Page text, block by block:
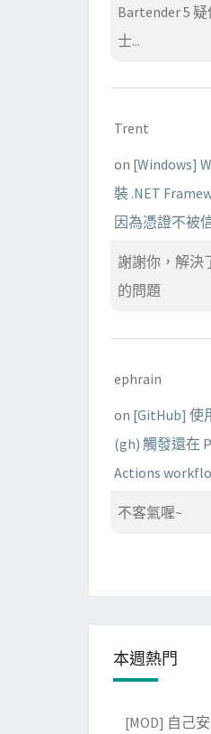
Bartender 5
士...
Trent
on [Windows]
裝 .NET
因為憑證不被
謝謝你，解決
的問題
ephrain
on [GitHub] 使
(gh) 觸發還在
Actions
不客氣喔~
本週熱門
[MOD] 自己